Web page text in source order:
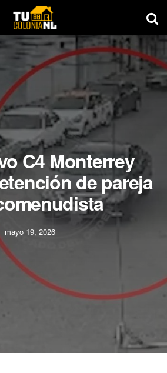
C4 Monterrey
de pareja
mayo 19, 2026